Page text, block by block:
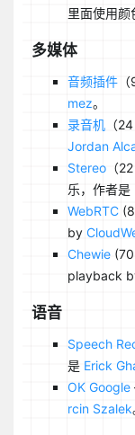
里面使用颜
多媒体
音频插件
mez。
录音机 （
Jordan
Stereo （
乐，作者是
WebRTC
by
Chewie
playback
语音
Speech
是 Erick
OK Google
rcin Szalek